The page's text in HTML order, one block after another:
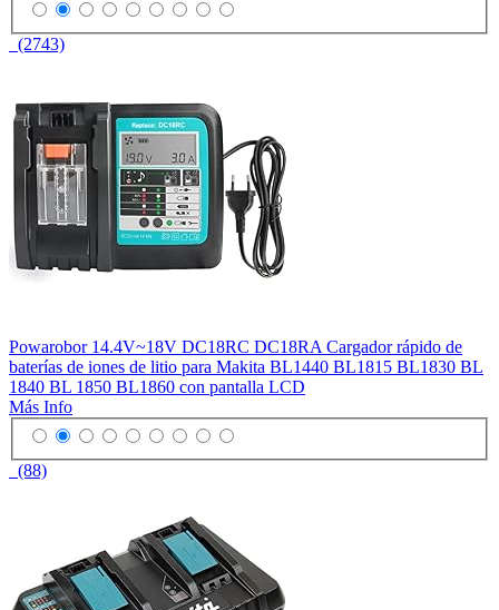
(2743)
Powarobor 14.4V~18V DC18RC DC18RA Cargador rápido de
baterías de iones de litio para Makita BL1440 BL1815 BL1830 BL
1840 BL 1850 BL1860 con pantalla LCD
Más Info
(88)